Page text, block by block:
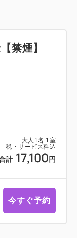
大人 1 名 1 室
税・サービス料込
計 17,100 円
禁煙】
今すぐ予約